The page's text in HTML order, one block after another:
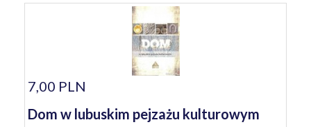
7,00 PLN
Dom w lubuskim pejzażu kulturowym